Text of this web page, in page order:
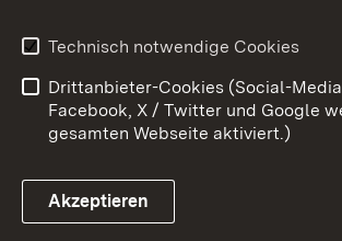
Link zum Landesportal
Datenschutz
Impressum
Cookies
Technisch notwendige Cookies
Drittanbieter-Cookies (Social-
Facebook, X / Twitter und Google
gesamten Webseite aktiviert.)
Akzeptieren